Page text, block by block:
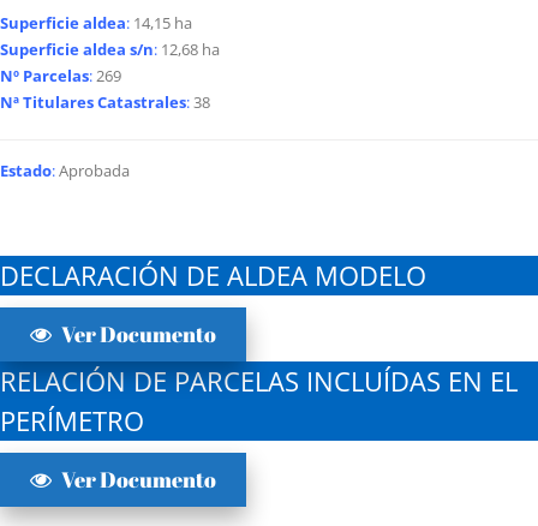
Superficie aldea: 14,15 ha
Superficie aldea s/n: 12,68 ha
Nº Parcelas: 269
Nª Titulares Catastrales:38
Estado:Aprobada
DECLARACIÓN DE ALDEA MODELO
Ver Documento
RELACIÓN DE PARCELAS INCLUÍDAS EN EL
PERÍMETRO
Ver Documento